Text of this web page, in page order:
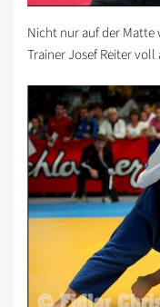
Nicht nur auf der Matte
Trainer Josef Reiter